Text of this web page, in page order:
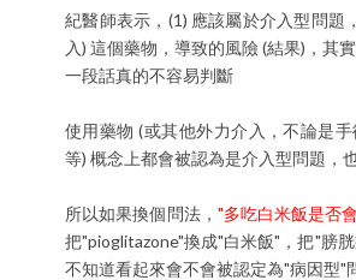
紀醫師表示，(1) 應該屬於介入型問題
入) 這個藥物，導致的風險 (結果)，其
一段話真的不容易判斷
使用藥物 (或其他外力介入，不論是
等) 概念上都會被認為是介入型問題，
所以如果換個問法， "多吃白米飯是否
把"pioglitazone"換成"白米飯"，把"膀胱
不知道看起來會不會被認定為"病因型"